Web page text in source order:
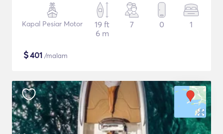
Kapal Pesiar Motor
19 ft
6 m
7 0 1
$401 /malam